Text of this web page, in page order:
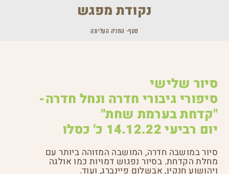
נקודת מפגש
סטף- החניה העליונה
סיור שלישי
סיפורי גיבורי חדרה ונחל חדרה-
"קדחת בערמת שחת"
יום רביעי 14.12.22 כ' כסלו
סיור במושבה חדרה, המושבה המזוהה ביותר עם
מחלת הקדחת. בסיור נפגוש דמויות כמו אולגה
ויהושוע חנקין, אבשלום פיינברג, ועוד.